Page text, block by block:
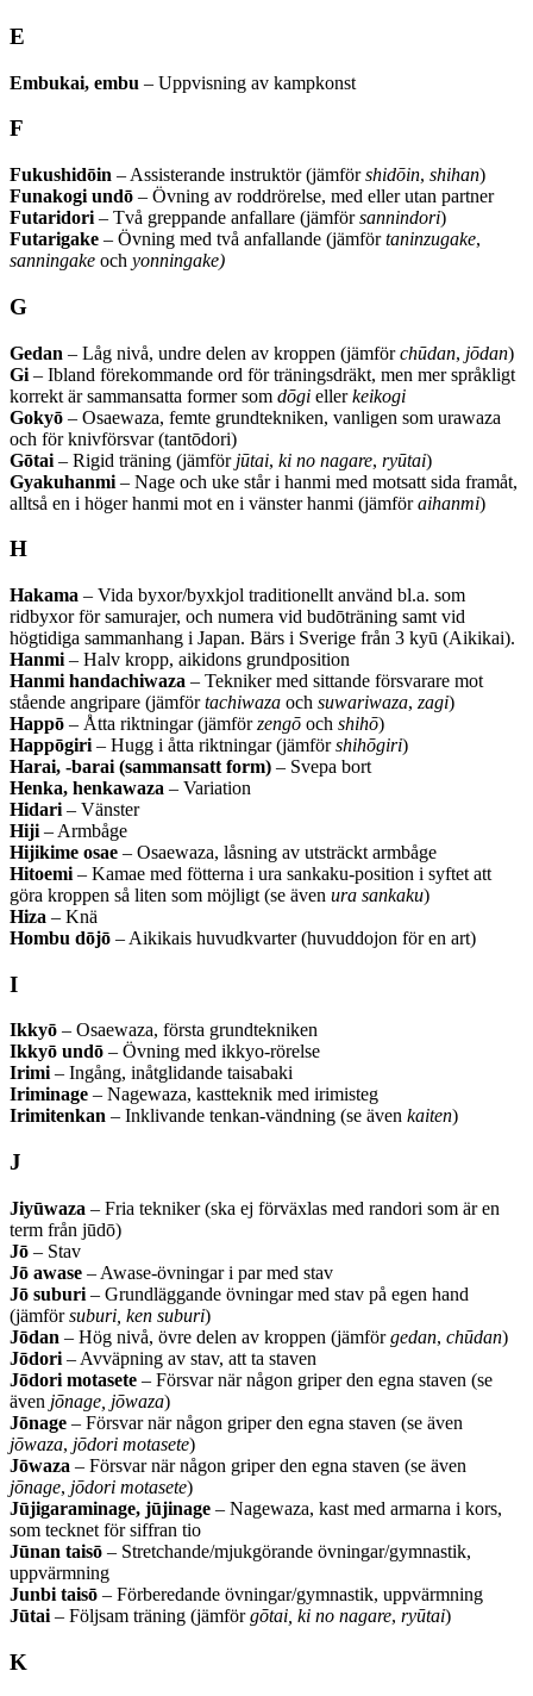
E
Embukai, embu – Uppvisning av kampkonst
F
Fukushidōin – Assisterande instruktör (jämförshidōin, shihan)
Funakogi undō – Övning av roddrörelse, med eller utan partner
Futaridori – Två greppande anfallare (jämförsannindori)
Futarigake – Övning med två anfallande (jämförtaninzugake,
sanningake och yonningake)
G
Gedan – Låg nivå, undre delen av kroppen (jämförchūdan, jōdan)
Gi – Ibland förekommande ord för träningsdräkt, men mer språkligt
korrekt är sammansatta former som dōgi ellerkeikogi
Gokyō – Osaewaza, femte grundtekniken, vanligen som urawaza
och för knivförsvar (tantōdori)
Gōtai – Rigid träning (jämför jūtai, ki no nagare, ryūtai)
Gyakuhanmi – Nage och uke står i hanmi med motsatt sida framåt,
alltså en i höger hanmi mot en i vänster hanmi (jämföraihanmi)
H
Hakama – Vida byxor/byxkjol traditionellt använd bl.a. som
ridbyxor för samurajer, och numera vid budōträning samt vid
högtidiga sammanhang i Japan. Bärs i Sverige från 3 kyū (Aikikai).
Hanmi – Halv kropp, aikidons grundposition
Hanmi handachiwaza – Tekniker med sittande försvarare mot
stående angripare (jämförtachiwaza och suwariwaza, zagi)
Happō – Åtta riktningar (jämförzengō och shihō)
Happōgiri – Hugg i åtta riktningar (jämförshihōgiri)
Harai, -barai (sammansatt form) – Svepa bort
Henka, henkawaza – Variation
Hidari – Vänster
Hiji – Armbåge
Hijikime osae – Osaewaza, låsning av utsträckt armbåge
Hitoemi – Kamae med fötterna i ura sankaku-position i syftet att
göra kroppen så liten som möjligt (se även ura sankaku)
Hiza – Knä
Hombu dōjō – Aikikais huvudkvarter (huvuddojon för en art)
I
Ikkyō – Osaewaza, första grundtekniken
Ikkyō undō – Övning med ikkyo-rörelse
Irimi – Ingång, inåtglidande taisabaki
Iriminage – Nagewaza, kastteknik med irimisteg
Irimitenkan – Inklivande tenkan-vändning (se även kaiten)
J
Jiyūwaza – Fria tekniker (ska ej förväxlas med randori som är en
term från jūdō)
Jō – Stav
Jō awase – Awase-övningar i par med stav
Jō suburi – Grundläggande övningar med stav på egen hand
(jämförsuburi, ken suburi)
Jōdan – Hög nivå, övre delen av kroppen (jämförgedan, chūdan)
Jōdori – Avväpning av stav, att ta staven
Jōdori motasete – Försvar när någon griper den egna staven (se
även jōnage, jōwaza)
Jōnage – Försvar när någon griper den egna staven (se även
jōwaza, jōdori motasete)
Jōwaza – Försvar när någon griper den egna staven (se även
jōnage, jōdori motasete)
Jūjigaraminage, jūjinage – Nagewaza, kast med armarna i kors,
som tecknet för siffran tio
Jūnan taisō – Stretchande/mjukgörande övningar/gymnastik,
uppvärmning
Junbi taisō – Förberedande övningar/gymnastik, uppvärmning
Jūtai – Följsam träning (jämförgōtai, ki no nagare, ryūtai)
K